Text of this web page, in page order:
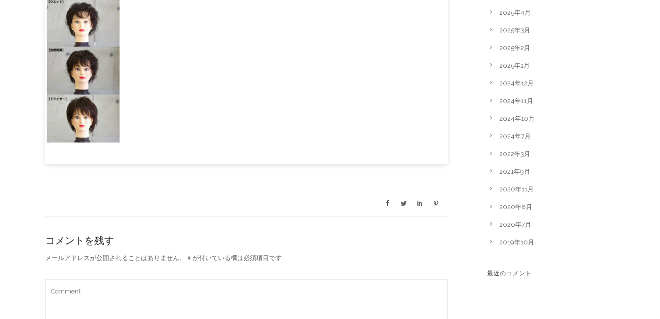
コメントを残す
メールアドレスが公開されることはありません。 ※ が付いている欄は必須項目です
2025年4月
2025年3月
2025年2月
2025年1月
2024年12月
2024年11月
2024年10月
2024年7月
2022年3月
2021年9月
2020年11月
2020年8月
2020年7月
2019年10月
最近のコメント